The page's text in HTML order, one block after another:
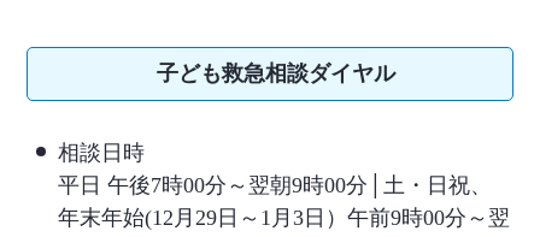
子ども救急相談ダイヤル
相談日時
平日 午後7時00分～翌朝9時00分│土・日祝、
年末年始(12月29日～1月3日）午前9時00分～翌